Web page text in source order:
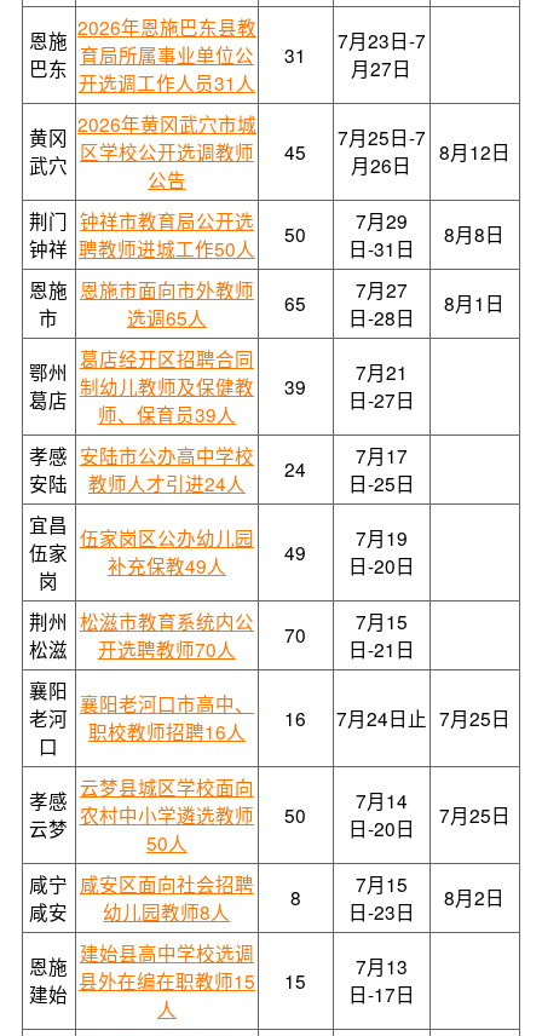
恩施
巴东
2026年恩施巴东县教
育局所属事业单位公
开选调工作人员31人
31
7月23日-7
月27日
黄冈
武穴
2026年黄冈武穴市城
区学校公开选调教师
公告
45
7月25日-7
月26日
8月12日
荆门
钟祥
钟祥市教育局公开选
聘教师进城工作50人
50
7月29
日-31日
8月8日
恩施
市
恩施市面向市外教师
选调65人
65
7月27
日-28日
8月1日
鄂州
葛店
葛店经开区招聘合同
制幼儿教师及保健教
师、保育员39人
39
7月21
日-27日
孝感
安陆
安陆市公办高中学校
教师人才引进24人
24
7月17
日-25日
宜昌
伍家
岗
伍家岗区公办幼儿园
补充保教49人
49
7月19
日-20日
荆州
松滋
松滋市教育系统内公
开选聘教师70人
70
7月15
日-21日
襄阳
老河
口
襄阳老河口市高中、
职校教师招聘16人
16 7月24日止 7月25日
孝感
云梦
云梦县城区学校面向
农村中小学遴选教师
50人
50
7月14
日-20日
7月25日
咸宁
咸安
咸安区面向社会招聘
幼儿园教师8人
8
7月15
日-23日
8月2日
恩施
建始
建始县高中学校选调
县外在编在职教师15
人
15
7月13
日-17日